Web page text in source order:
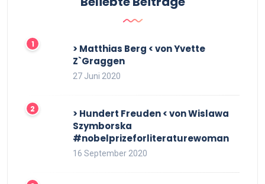
> Matthias Berg < von Yvette
Z`Graggen
27 Juni 2020
> Hundert Freuden < von Wislawa
Szymborska
#nobelprizeforliteraturewoman
16 September 2020